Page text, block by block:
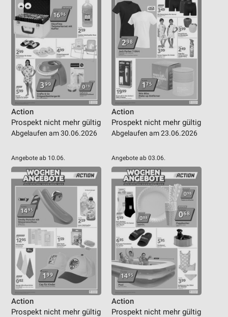
Action
Prospekt nicht mehr gültig
Abgelaufen am 30.06.2026
Action
Prospekt nicht mehr gültig
Abgelaufen am 23.06.2026
Angebote ab 10.06.
Action
Prospekt nicht mehr gültig
Angebote ab 03.06.
Action
Prospekt nicht mehr gültig